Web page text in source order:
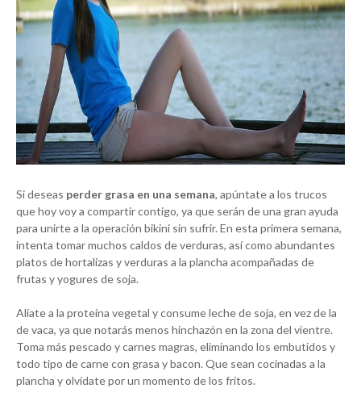
Si deseas perder grasa en una semana, apúntate a los trucos
que hoy voy a compartir contigo, ya que serán de una gran ayuda
para unirte a la operación bikini sin sufrir. En esta primera semana,
intenta tomar muchos caldos de verduras, así como abundantes
platos de hortalizas y verduras a la plancha acompañadas de
frutas y yogures de soja.
Alíate a la proteína vegetal y consume leche de soja, en vez de la
de vaca, ya que notarás menos hinchazón en la zona del vientre.
Toma más pescado y carnes magras, eliminando los embutidos y
todo tipo de carne con grasa y bacon. Que sean cocinadas a la
plancha y olvídate por un momento de los fritos.